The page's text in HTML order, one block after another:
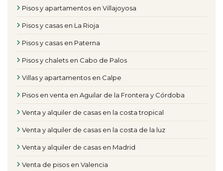
Pisos y apartamentos en Villajoyosa
Pisos y casas en La Rioja
Pisos y casas en Paterna
Pisos y chalets en Cabo de Palos
Villas y apartamentos en Calpe
Pisos en venta en Aguilar de la Frontera y Córdoba
Venta y alquiler de casas en la costa tropical
Venta y alquiler de casas en la costa de la luz
Venta y alquiler de casas en Madrid
Venta de pisos en Valencia